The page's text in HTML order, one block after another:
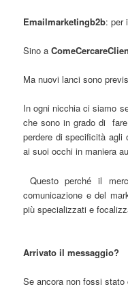
Emailmarketingb2b: per
Sino a
Ma nuovi lanci sono
In ogni nicchia ci siamo
che sono in grado di
perdere di specificità agli
ai suoi occhi in maniera
Questo perché il
comunicazione e del
più specializzati e
Arrivato il messaggio?
Se ancora non fossi stato